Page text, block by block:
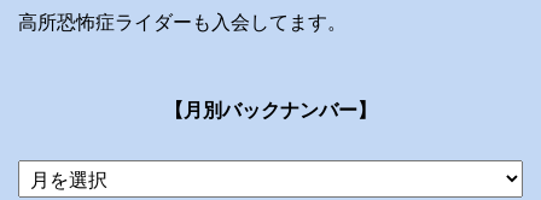
高所恐怖症ライダーも入会してます。
【月別バックナンバー】
当
ブ